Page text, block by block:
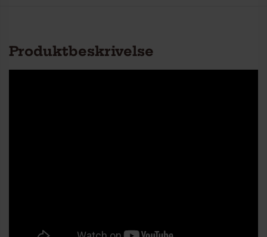
Produktbeskrivelse